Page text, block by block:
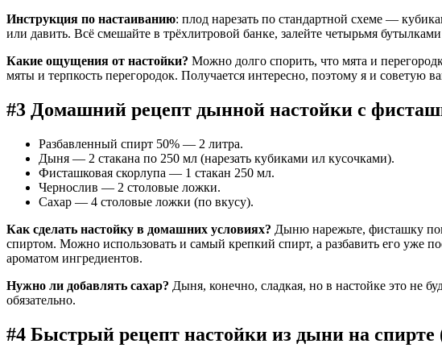
Инструкция по настаиванию: плод нарезать по стандартной схеме —
или давить. Всё смешайте в трёхлитровой банке, залейте четырьмя
Какие ощущения от настойки? Можно долго спорить, что мята и
мяты и терпкость перегородок. Получается интересно, поэтому я и советую
#3 Домашний рецепт дынной настойки с
Разбавленный спирт 50% — 2 литра.
Дыня — 2 стакана по 250 мл (нарезать кубиками ил кусочками).
Фисташковая скорлупа — 1 стакан 250 мл.
Чернослив — 2 столовые ложки.
Сахар — 4 столовые ложки (по вкусу).
Как сделать настойку в домашних условиях? Дыню нарежьте, фисташку
спиртом. Можно использовать и самый крепкий спирт, а разбавить его уже
ароматом ингредиентов.
Нужно ли добавлять сахар? Дыня, конечно, сладкая, но в настойке это не
обязательно.
#4 Быстрый рецепт настойки из дыни на спирте